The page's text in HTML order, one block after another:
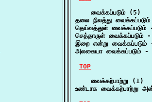
    வைக்கப்படும் (5)
தலை நிலத்து
தெய்வத்துள் வைக்கப்படும்
செத்தாருள் வைக்கப்படும்
இறை என்று வைக்கப்படும்
அலகையா வைக்கப்படும் -
TOP
    வைக்கற்பாற்று (1)
உண்டாக வைக்கற்பாற்று